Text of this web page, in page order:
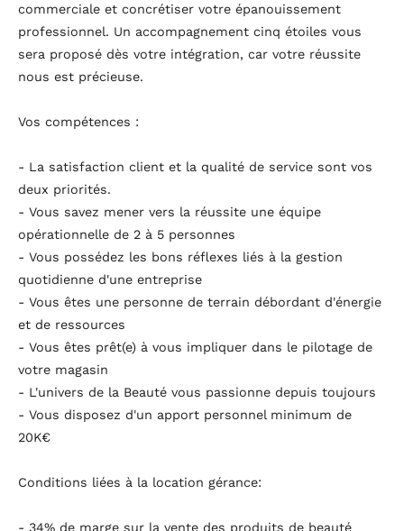
commerciale et concrétiser votre épanouissement
professionnel. Un accompagnement cinq étoiles vous
sera proposé dès votre intégration, car votre réussite
nous est précieuse.
Vos compétences :
- La satisfaction client et la qualité de service sont vos
deux priorités.
- Vous savez mener vers la réussite une équipe
opérationnelle de 2 à 5 personnes
- Vous possédez les bons réflexes liés à la gestion
quotidienne d'une entreprise
- Vous êtes une personne de terrain débordant d'énergie
et de ressources
- Vous êtes prêt(e) à vous impliquer dans le pilotage de
votre magasin
- L'univers de la Beauté vous passionne depuis toujours
- Vous disposez d'un apport personnel minimum de
20K€
Conditions liées à la location gérance:
- 34% de marge sur la vente des produits de beauté